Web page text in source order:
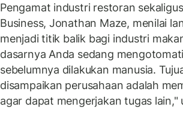
Pengamat industri restoran
Business, Jonathan Maze, menilai
menjadi titik balik bagi industri
dasarnya Anda sedang
sebelumnya dilakukan manusia.
disampaikan perusahaan adalah
agar dapat mengerjakan tugas lain,"